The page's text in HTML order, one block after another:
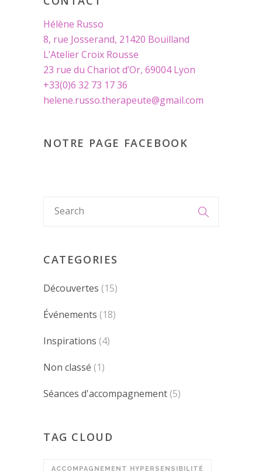
Hélène Russo
8, rue Josserand, 21420 Bouilland
L’Atelier Croix Rousse
23 rue du Chariot d’Or, 69004 Lyon
+33(0)6 32 73 17 36
helene.russo.therapeute@gmail.com
NOTRE PAGE FACEBOOK
CATEGORIES
Découvertes (15)
Événements (18)
Inspirations (4)
Non classé (1)
Séances d'accompagnement (5)
TAG CLOUD
ACCOMPAGNEMENT HYPERSENSIBILITÉ